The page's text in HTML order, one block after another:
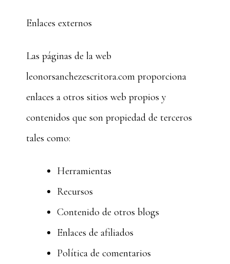
Enlaces externos
Las páginas de la web
leonorsanchezescritora.com proporciona
enlaces a otros sitios web propios y
contenidos que son propiedad de terceros
tales como:
Herramientas
Recursos
Contenido de otros blogs
Enlaces de afiliados
Política de comentarios